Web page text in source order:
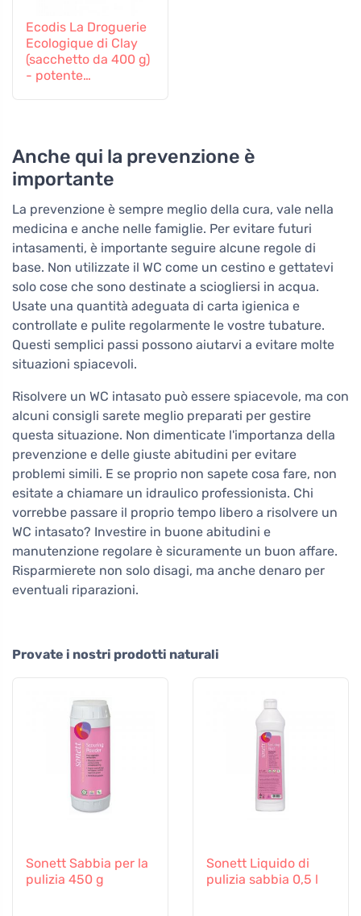
Ecodis La Droguerie
Ecologique di Clay
(sacchetto da 400 g)
- potente
Anche qui la prevenzione è
importante
La prevenzione è sempre meglio della cura, vale nella
medicina e anche nelle famiglie. Per evitare futuri
intasamenti, è importante seguire alcune regole di
base. Non utilizzate il WC come un cestino e gettatevi
solo cose che sono destinate a sciogliersi in acqua.
Usate una quantità adeguata di carta igienica e
controllate e pulite regolarmente le vostre tubature.
Questi semplici passi possono aiutarvi a evitare molte
situazioni spiacevoli.
Risolvere un WC intasato può essere spiacevole, ma con
alcuni consigli sarete meglio preparati per gestire
questa situazione. Non dimenticate l'importanza della
prevenzione e delle giuste abitudini per evitare
problemi simili. E se proprio non sapete cosa fare, non
esitate a chiamare un idraulico professionista. Chi
vorrebbe passare il proprio tempo libero a risolvere un
WC intasato? Investire in buone abitudini e
manutenzione regolare è sicuramente un buon affare.
Risparmierete non solo disagi, ma anche denaro per
eventuali riparazioni.
Provate i nostri prodotti naturali
Sonett Sabbia per la
pulizia 450 g
Sonett Liquido di
pulizia sabbia 0,5 l